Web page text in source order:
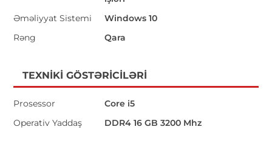
Əməliyyat Sistemi
Windows 10
Rəng
Qara
TEXNIKI GÖSTƏRICILƏRI
Prosessor
Core i5
Operativ Yaddaş
DDR4 16 GB 3200 Mhz